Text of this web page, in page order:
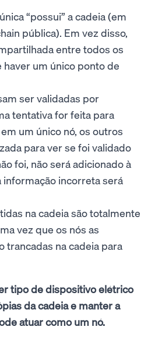
“possui” a cadeia (em
pública). Em vez disso,
entre todos os
haver um único ponto de
ser validadas por
tentativa for feita para
um único nó, os outros
para ver se foi validado
foi, não será adicionado à
informação incorreta será
na cadeia são totalmente
vez que os nós as
trancadas na cadeia para
tipo de dispositivo elétrico
da cadeia e manter a
atuar como um nó.